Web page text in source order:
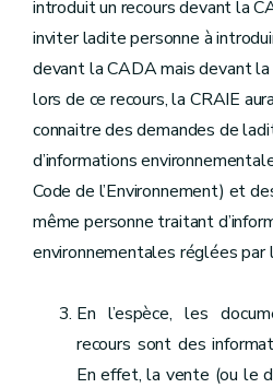
introduit un recours devant la
inviter ladite personne à
devant la CADA mais devant la
lors de ce recours, la CRAIE
connaitre des demandes de
d’informations
Code de l’Environnement) et
même personne traitant
environnementales réglées
En l’espèce, les
recours sont des
En effet, la vente (ou le